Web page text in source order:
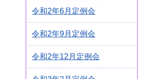
令和2年6月定例会
令和2年9月定例会
令和2年12月定例会